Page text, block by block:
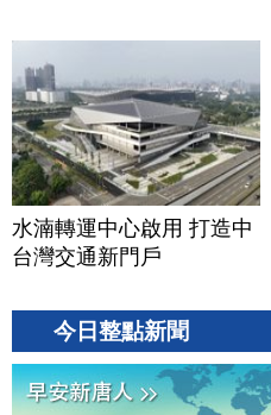
水湳轉運中心啟用 打造中
台灣交通新門戶
今日整點新聞